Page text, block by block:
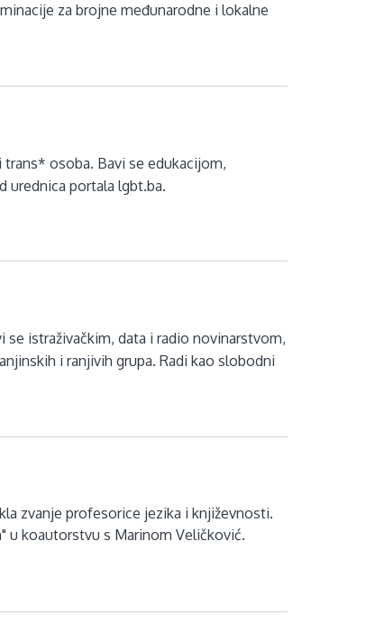
za brojne međunarodne i lokalne
osoba. Bavi se edukacijom,
urednica portala lgbt.ba.
istraživačkim, data i radio novinarstvom,
i ranjivih grupa. Radi kao slobodni
zvanje profesorice jezika i književnosti.
u koautorstvu s Marinom Veličković.